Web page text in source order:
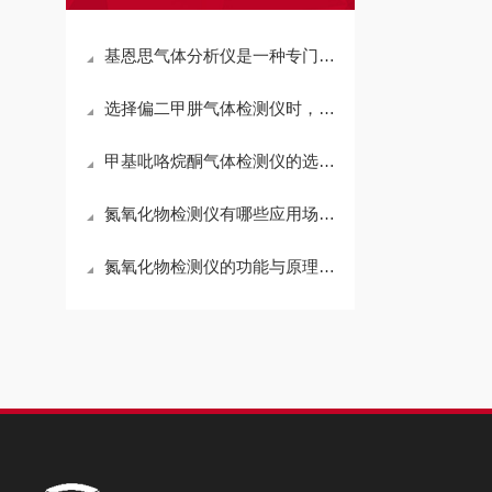
基恩思气体分析仪是一种专门用于检测气体成分与浓度的设备
选择偏二甲肼气体检测仪时，需要考虑几个因素
甲基吡咯烷酮气体检测仪的选择需要考虑具体工况
氮氧化物检测仪有哪些应用场景？
氮氧化物检测仪的功能与原理介绍